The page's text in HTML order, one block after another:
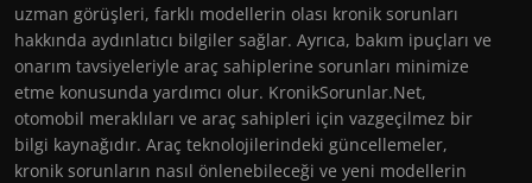
uzman görüşleri, farklı modellerin olası kronik sorunları
hakkında aydınlatıcı bilgiler sağlar. Ayrıca, bakım ipuçları ve
onarım tavsiyeleriyle araç sahiplerine sorunları minimize
etme konusunda yardımcı olur. KronikSorunlar.Net,
otomobil meraklıları ve araç sahipleri için vazgeçilmez bir
bilgi kaynağıdır. Araç teknolojilerindeki güncellemeler,
kronik sorunların nasıl önlenebileceği ve yeni modellerin